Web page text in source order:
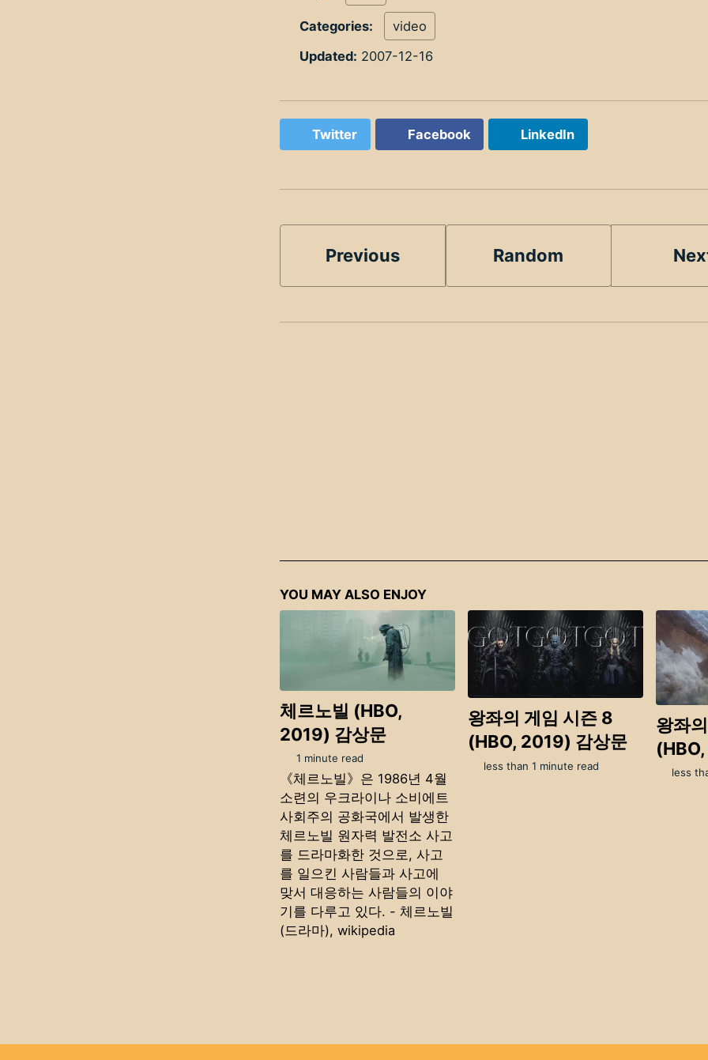
Categories:
video
Updated: 2007-12-16
Twitter Facebook LinkedIn
Previous Random
YOU MAY ALSO ENJOY
체르노빌 (HBO,
2019) 감상문
1 minute read
《체르노빌》은 1986년 4월
소련의 우크라이나 소비에트
사회주의 공화국에서 발생한
체르노빌 원자력 발전소 사고
를 드라마화한 것으로, 사고
를 일으킨 사람들과 사고에
맞서 대응하는 사람들의 이야
기를 다루고 있다. - 체르노빌
(드라마), wikipedia
왕좌의 게임 시즌 8
(HBO, 2019) 감상문
less than 1 minute read
왕좌
less